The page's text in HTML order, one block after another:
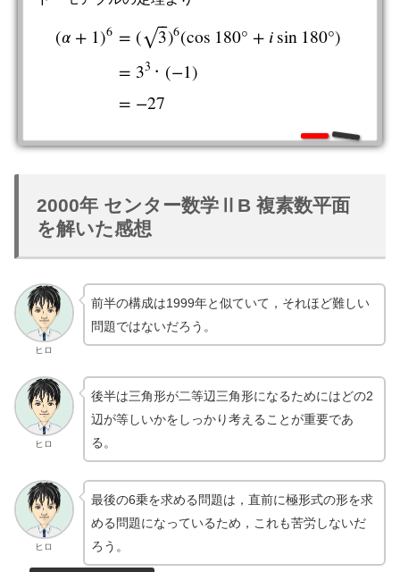
(𝛼 + 1)6 = ( 3
⎯⎯
√ )6(cos 180° + 𝑖sin 180°)
= 33 ∙ (−1)
= −27
6(cos 180°+i sin
2000年 センター数学ⅡB 複素数平面
を解いた感想
ヒロ
前半の構成は1999年と似ていて，それほど難しい
問題ではないだろう。
ヒロ
後半は三角形が二等辺三角形になるためにはどの2
辺が等しいかをしっかり考えることが重要であ
る。
ヒロ
最後の6乗を求める問題は，直前に極形式の形を求
める問題になっているため，これも苦労しないだ
ろう。